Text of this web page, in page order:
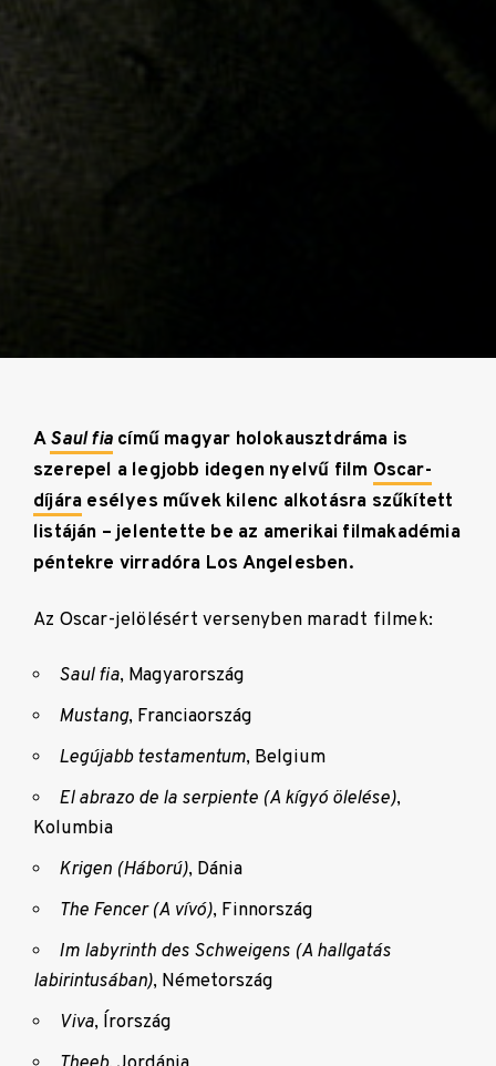
ASaul fia című magyar holokausztdráma is
szerepel a legjobb idegen nyelvű film Oscar-
díjára esélyes művek kilenc alkotásra szűkített
listáján – jelentette be az amerikai filmakadémia
péntekre virradóra Los Angelesben.
Az Oscar-jelölésért versenyben maradt filmek:
Saul fia, Magyarország
Mustang, Franciaország
Legújabb testamentum, Belgium
El abrazo de la serpiente (A kígyó ölelése),
Kolumbia
Krigen (Háború), Dánia
The Fencer (A vívó), Finnország
Im labyrinth des Schweigens (A hallgatás
labirintusában), Németország
Viva, Írország